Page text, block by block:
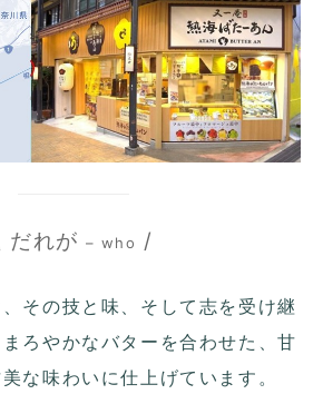
だれが – who /
その技と味、そして志を受け継
ろやかなバターを合わせた、甘
な味わいに仕上げています。